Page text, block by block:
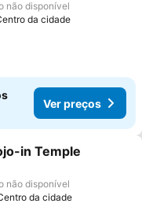
não disponível
da cidade
Ver preços
aos favoritos
in Temple
não disponível
da cidade